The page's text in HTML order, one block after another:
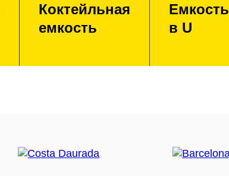
Коктейльная
емкость
Емкость
в U